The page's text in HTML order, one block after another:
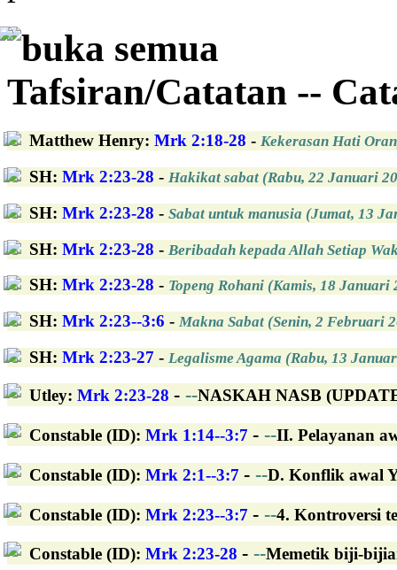
buka semua
Tafsiran/Catatan --
Matthew Henry: Mrk 2:18-28 - Kekerasan Hati
SH: Mrk 2:23-28 - Hakikat sabat (Rabu, 22 Januari
SH: Mrk 2:23-28 - Sabat untuk manusia (Jumat, 13
SH: Mrk 2:23-28 - Beribadah kepada Allah Setiap
SH: Mrk 2:23-28 - Topeng Rohani (Kamis, 18 Januari
SH: Mrk 2:23--3:6 - Makna Sabat (Senin, 2 Februari
SH: Mrk 2:23-27 - Legalisme Agama (Rabu, 13
Utley: Mrk 2:23-28 - --NASKAH NASB
Constable (ID): Mrk 1:14--3:7 - --II. Pelayanan
Constable (ID): Mrk 2:1--3:7 - --D. Konflik awal
Constable (ID): Mrk 2:23--3:7 - --4. Kontroversi
Constable (ID): Mrk 2:23-28 - --Memetik biji-